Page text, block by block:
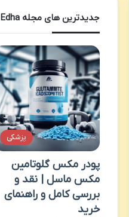
جدیدترین های مجله Edha
پزشکی
پودر مکس گلوتامین
مکس ماسل | نقد و
بررسی کامل و راهنمای
خرید